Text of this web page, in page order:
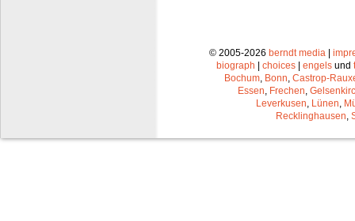
© 2005-2026 berndt media|
biograph
choices engels und
Bochum, Bonn, Castrop-
Essen, Frechen,
Leverkusen, Lünen,
Recklinghausen,